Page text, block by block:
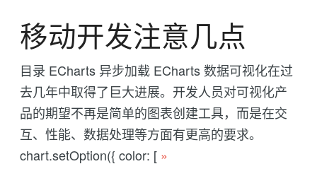
移动开发注意几点
目录 ECharts 异步加载 ECharts 数据可视化在过
去几年中取得了巨大进展。开发人员对可视化产
品的期望不再是简单的图表创建工具，而是在交
互、性能、数据处理等方面有更高的要求。
chart.setOption({ color: [ »